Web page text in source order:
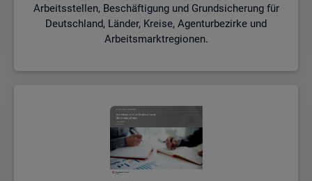
Arbeitsstellen, Beschäftigung und Grundsicherung für
Deutschland, Länder, Kreise, Agenturbezirke und
Arbeitsmarktregionen.